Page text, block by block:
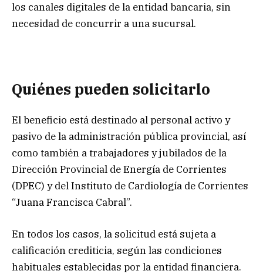
los canales digitales de la entidad bancaria, sin
necesidad de concurrir a una sucursal.
Quiénes pueden solicitarlo
El beneficio está destinado al personal activo y
pasivo de la administración pública provincial, así
como también a trabajadores y jubilados de la
Dirección Provincial de Energía de Corrientes
(DPEC) y del Instituto de Cardiología de Corrientes
“Juana Francisca Cabral”.
En todos los casos, la solicitud está sujeta a
calificación crediticia, según las condiciones
habituales establecidas por la entidad financiera.